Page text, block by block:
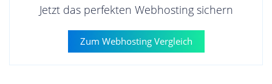
Jetzt das perfekten Webhosting sichern
Zum Webhosting Vergleich